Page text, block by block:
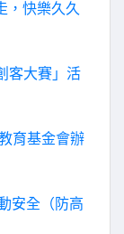
，快樂久久
客大賽」活
育基金會辦
安全（防高